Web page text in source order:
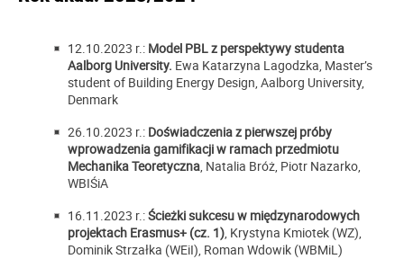
12.10.2023 r.: Model PBL z perspektywy studenta
Aalborg University. Ewa Katarzyna Lagodzka, Master’s
student of Building Energy Design, Aalborg University,
Denmark
26.10.2023 r.: Doświadczenia z pierwszej próby
wprowadzenia gamifikacji w ramach przedmiotu
Mechanika Teoretyczna, Natalia Bróż, Piotr Nazarko,
WBIŚiA
16.11.2023 r.:Ścieżki sukcesu w międzynarodowych
projektach Erasmus+ (cz. 1), Krystyna Kmiotek (WZ),
Dominik Strzałka (WEiI), Roman Wdowik (WBMiL)